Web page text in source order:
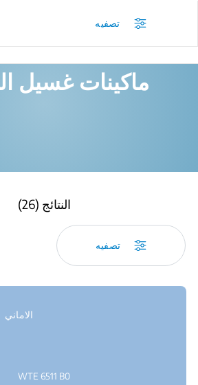
ماكينات غسيل
النتائج (26)
تصفيه
الاماني
WTE 6511 B0
تصفيه